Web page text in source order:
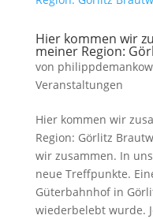
Hier kommen wir
meiner Region:
von
Veranstaltungen
Hier kommen wir
Region: Görlitz
wir zusammen. In
neue Treffpunkte.
Güterbahnhof in
wiederbelebt wurde.